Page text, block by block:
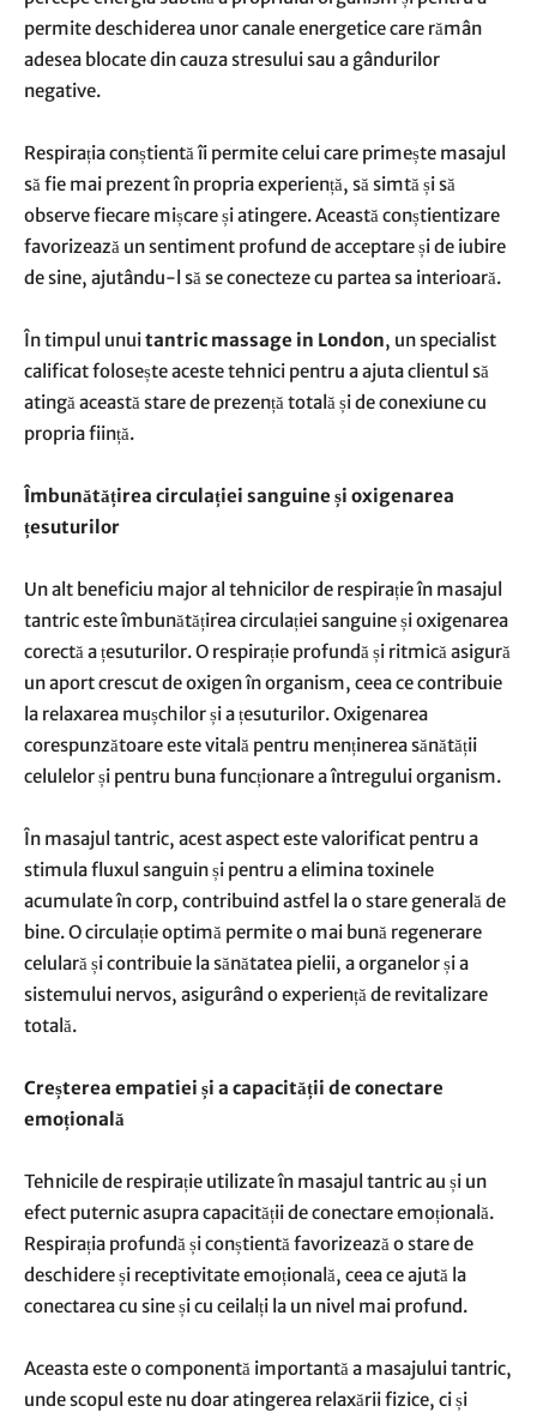
permite deschiderea unor canale energetice care rămân
adesea blocate din cauza stresului sau a gândurilor
negative.
Respirația conștientă îi permite celui care primește masajul
să fie mai prezent în propria experiență, să simtă și să
observe fiecare mișcare și atingere. Această conștientizare
favorizează un sentiment profund de acceptare și de iubire
de sine, ajutându-l să se conecteze cu partea sa interioară.
În timpul unuitantric massage in London, un specialist
calificat folosește aceste tehnici pentru a ajuta clientul să
atingă această stare de prezență totală și de conexiune cu
propria ființă.
Îmbunătățirea circulației sanguine și oxigenarea
țesuturilor
Un alt beneficiu major al tehnicilor de respirație în masajul
tantric este îmbunătățirea circulației sanguine și oxigenarea
corectă a țesuturilor. O respirație profundă și ritmică asigură
un aport crescut de oxigen în organism, ceea ce contribuie
la relaxarea mușchilor și a țesuturilor. Oxigenarea
corespunzătoare este vitală pentru menținerea sănătății
celulelor și pentru buna funcționare a întregului organism.
În masajul tantric, acest aspect este valorificat pentru a
stimula fluxul sanguin și pentru a elimina toxinele
acumulate în corp, contribuind astfel la o stare generală de
bine. O circulație optimă permite o mai bună regenerare
celulară și contribuie la sănătatea pielii, a organelor și a
sistemului nervos, asigurând o experiență de revitalizare
totală.
Creșterea empatiei și a capacității de conectare
emoțională
Tehnicile de respirație utilizate în masajul tantric au și un
efect puternic asupra capacității de conectare emoțională.
Respirația profundă și conștientă favorizează o stare de
deschidere și receptivitate emoțională, ceea ce ajută la
conectarea cu sine și cu ceilalți la un nivel mai profund.
Aceasta este o componentă importantă a masajului tantric,
unde scopul este nu doar atingerea relaxării fizice, ci și